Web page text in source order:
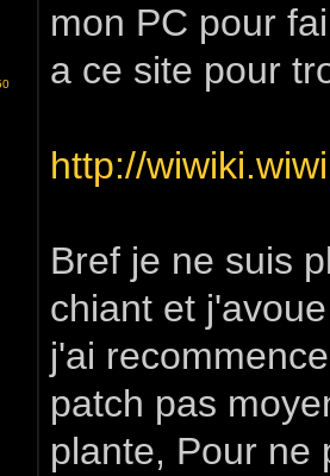
mon PC pour
a ce site pour
http://
Bref je ne suis
chiant et
j'ai
patch pas
plante, Pour ne